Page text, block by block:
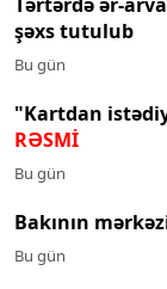
şəxs tutulub
Bu gün
"Kartdan
RƏSMİ
Bu gün
Bakının
Bu gün